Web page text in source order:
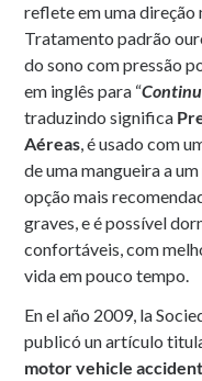
reflete em uma direção
Tratamento padrão
do sono com pressão
em inglês para “
traduzindo significa
Aéreas, é usado com
de uma mangueira a
opção mais
graves, e é possível
confortáveis, com
vida em pouco tempo.
En el año 2009, la
publicó un artículo
motor vehicle